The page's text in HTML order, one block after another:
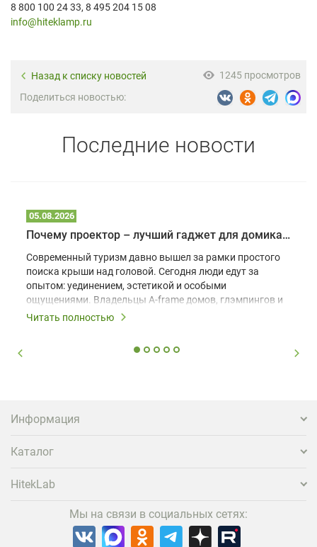
8 800 100 24 33, 8 495 204 15 08
info@hiteklamp.ru
Назад к списку новостей
1245 просмотров
Поделиться новостью:
Последние новости
05.08.2026
Почему проектор – лучший гаджет для домика в глэмпинге
Современный туризм давно вышел за рамки простого
поиска крыши над головой. Сегодня люди едут за
опытом: уединением, эстетикой и особыми
ощущениями. Владельцы A-frame домов, глэмпингов и
шале понимают, что конкуренция растет, и
вернуться и поделиться впечатлениями в соцсетях,
проектора.
Читать полностью
Информация
Каталог
HitekLab
Мы на связи в социальных сетях: